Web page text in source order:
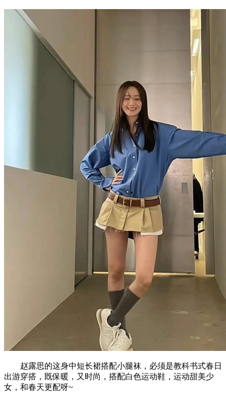
赵露思的这身中短长裙搭配小腿袜，必须是教科书式春日
出游穿搭，既保暖，又时尚，搭配白色运动鞋，运动甜美少
女，和春天更配呀~